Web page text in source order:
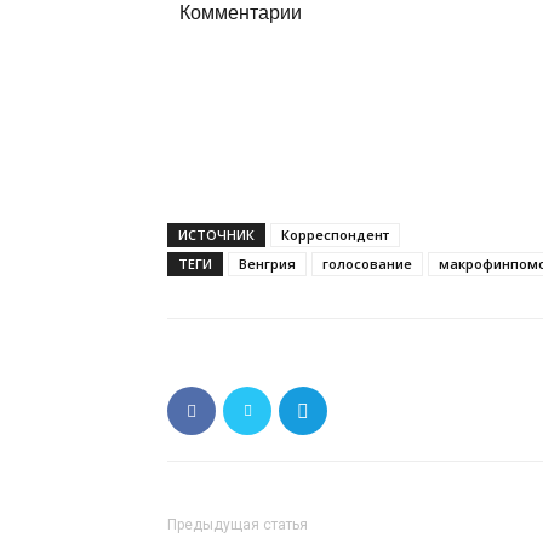
Комментарии
ИСТОЧНИК
Корреспондент
ТЕГИ
Венгрия голосование
Предыдущая статья